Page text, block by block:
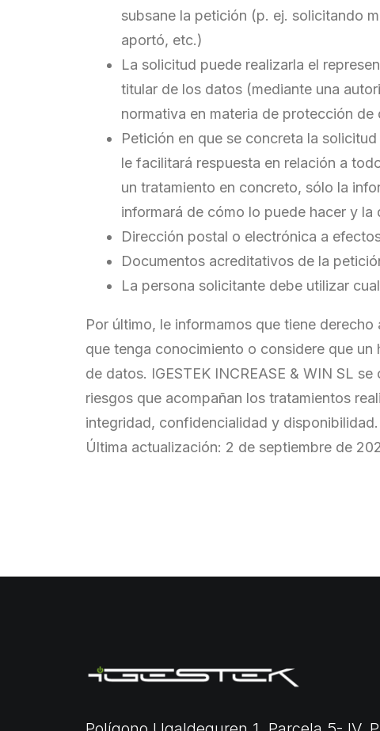
subsane la petición (p. ej. solicitando
aportó, etc.)
La solicitud puede realizarla el
titular de los datos (mediante una
normativa en materia de protección de
Petición en que se concreta la
le facilitará respuesta en relación a
un tratamiento en concreto, sólo la
informará de cómo lo puede hacer y
Dirección postal o electrónica a
Documentos acreditativos de la
La persona solicitante debe utilizar
Por último, le informamos que tiene
que tenga conocimiento o considere que
de datos. IGESTEK INCREASE & WIN SL
riesgos que acompañan los tratamientos
integridad, confidencialidad y disponibilidad.
Última actualización: 2 de septiembre de